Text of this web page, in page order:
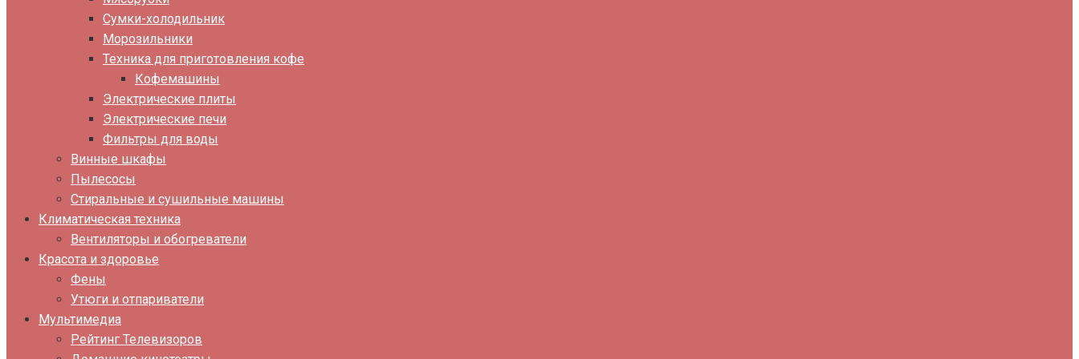
Сумки-холодильник
Морозильники
Техника для приготовления кофе
Кофемашины
Электрические плиты
Электрические печи
Фильтры для воды
Винные шкафы
Пылесосы
Стиральные и сушильные машины
Климатическая техника
Вентиляторы и обогреватели
Красота и здоровье
Фены
Утюги и отпариватели
Мультимедиа
Рейтинг Телевизоров